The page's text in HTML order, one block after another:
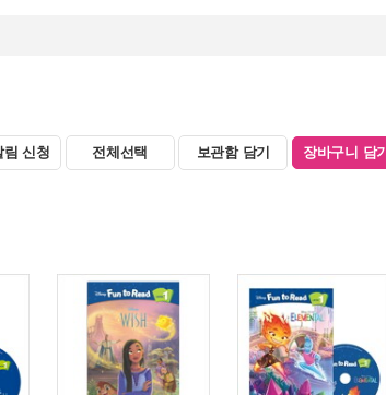
림 신청 전체선택 보관함 담기 장바구니 담기